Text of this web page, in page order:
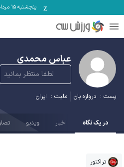
پنجشنبه ۱۵ مرداد
عباس محمدی
لطفا منتظر بمانید
پست : دروازه بان ملیت : ایران
در یک نگاه اخبار ویدیو
تراکتور